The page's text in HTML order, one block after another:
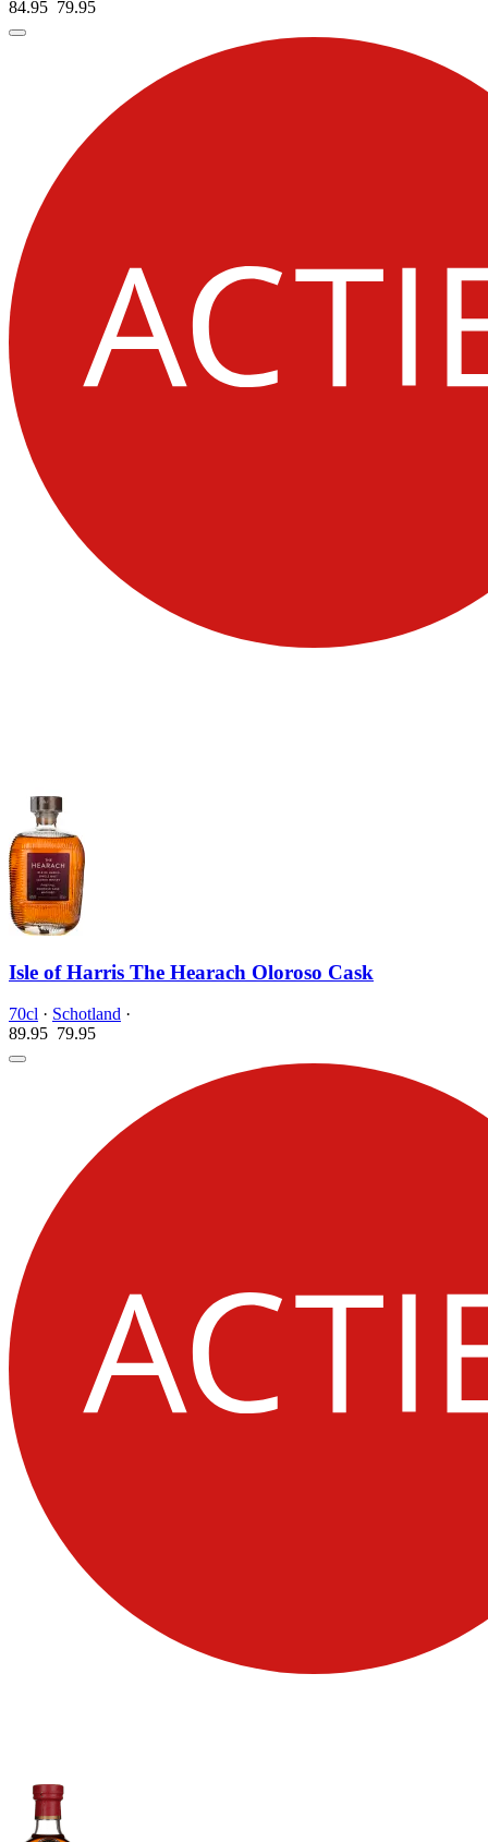
84.95 79.95
Isle of Harris The Hearach Oloroso Cask
70cl · Schotland ·
89.95 79.95